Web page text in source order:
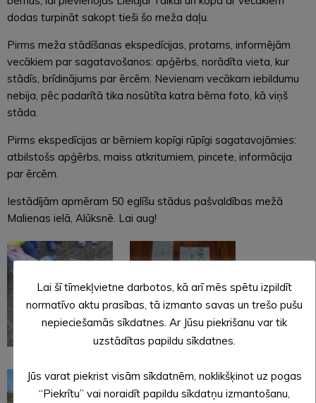
dodas turpināt sakopt tieši šo meža daļu.
Pirms meža stādīšanas ekspedīcijas, protams, informējām
vecākiem par sagatavošanos: apģērbs, norādīta vieta, kur
stādīs, brīdinājums par ērcēm. Nevienam vecākam iebildumu
nebija, pēc padarītā tika nosūtīta katra bērna foto, kā viņš
stāda.
Pirms ekspedīcijas ar bērniem kopīgi rūpīgi sagatavojāmies:
atbilstošs apģērbs, maiss atkritumiem, pincete, informācija
par ērcēm.
Iestādījām apmēram 50 eglīšu stādus pašvaldības mežā
Malienas ielā, Alūksnē. Lai aug!
Lai šī tīmekļvietne darbotos, kā arī mēs spētu izpildīt
normatīvo aktu prasības, tā izmanto savas un trešo pušu
nepieciešamās sīkdatnes. Ar Jūsu piekrišanu var tik
uzstādītas papildu sīkdatnes.
Jūs varat piekrist visām sīkdatnēm, noklikšķinot uz pogas
“Piekrītu” vai noraidīt papildu sīkdatņu izmantošanu,